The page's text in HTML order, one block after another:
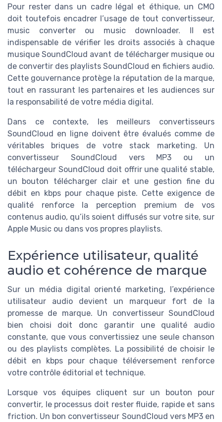
Pour rester dans un cadre légal et éthique, un CMO
doit toutefois encadrer l’usage de tout convertisseur,
music converter ou music downloader. Il est
indispensable de vérifier les droits associés à chaque
musique SoundCloud avant de télécharger musique ou
de convertir des playlists SoundCloud en fichiers audio.
Cette gouvernance protège la réputation de la marque,
tout en rassurant les partenaires et les audiences sur
la responsabilité de votre média digital.
Dans ce contexte, les meilleurs convertisseurs
SoundCloud en ligne doivent être évalués comme de
véritables briques de votre stack marketing. Un
convertisseur SoundCloud vers MP3 ou un
téléchargeur SoundCloud doit offrir une qualité stable,
un bouton télécharger clair et une gestion fine du
débit en kbps pour chaque piste. Cette exigence de
qualité renforce la perception premium de vos
contenus audio, qu’ils soient diffusés sur votre site, sur
Apple Music ou dans vos propres playlists.
Expérience utilisateur, qualité
audio et cohérence de marque
Sur un média digital orienté marketing, l’expérience
utilisateur audio devient un marqueur fort de la
promesse de marque. Un convertisseur SoundCloud
bien choisi doit donc garantir une qualité audio
constante, que vous convertissiez une seule chanson
ou des playlists complètes. La possibilité de choisir le
débit en kbps pour chaque téléversement renforce
votre contrôle éditorial et technique.
Lorsque vos équipes cliquent sur un bouton pour
convertir, le processus doit rester fluide, rapide et sans
friction. Un bon convertisseur SoundCloud vers MP3 en